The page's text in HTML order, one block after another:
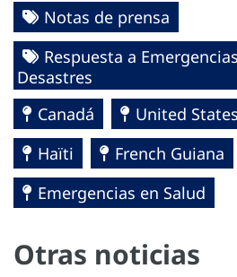
Notas de prensa
Respuesta a
Desastres
Canadá
United
Haïti
French Guiana
Emergencias en Salud
Otras noticias